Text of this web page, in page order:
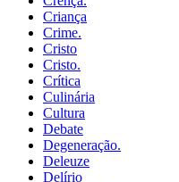
Criança
Crime.
Cristo
Cristo.
Crítica
Culinária
Cultura
Debate
Degeneração.
Deleuze
Delírio